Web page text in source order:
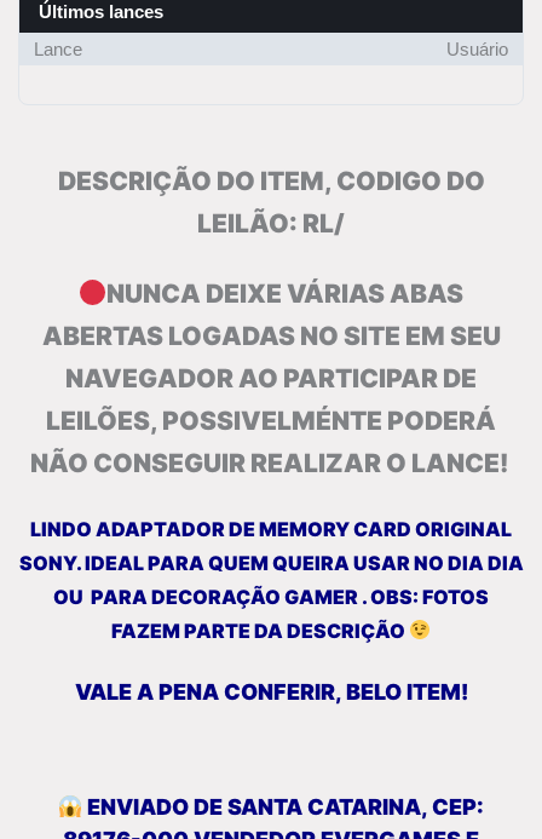
Últimos lances
Lance
Usuário
DESCRIÇÃO DO ITEM, CODIGO DO
LEILÃO: RL/
NUNCA DEIXE VÁRIAS ABAS
ABERTAS LOGADAS NO SITE EM SEU
NAVEGADOR AO PARTICIPAR DE
LEILÕES, POSSIVELMÉNTE PODERÁ
NÃO CONSEGUIR REALIZAR O LANCE!
LINDO ADAPTADOR DE MEMORY CARD ORIGINAL
SONY. IDEAL PARA QUEM QUEIRA USAR NO DIA DIA
OU PARA DECORAÇÃO GAMER . OBS: FOTOS
FAZEM PARTE DA DESCRIÇÃO
VALE A PENA CONFERIR, BELO ITEM!
ENVIADO DE SANTA CATARINA, CEP: